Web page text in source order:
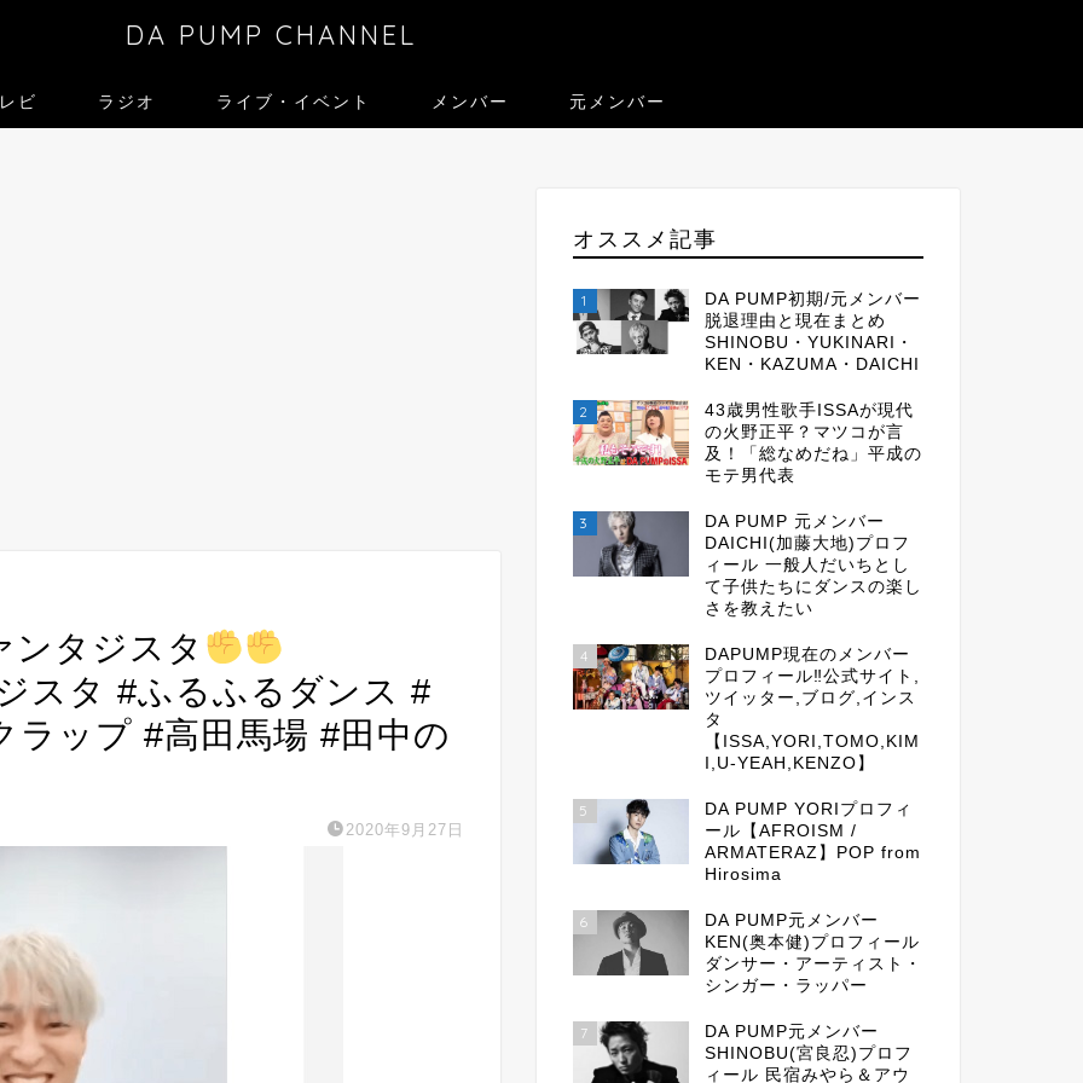
DA PUMP CHANNEL
ビ ラジオ ライブ・イベント メンバー 元メンバー
ンタジスタ
スタ #ふるふるダンス #
ラップ #高田馬場 #田中の
2020年9月27日
オススメ記事
1
DA PUMP初期/元メンバー
脱退理由と現在まとめ
SHINOBU・YUKINARI・
KEN・KAZUMA・DAICHI
2
43歳男性歌手ISSAが現代
の火野正平？マツコが言
及！「総なめだね」平成の
モテ男代表
3
DA PUMP 元メンバー
DAICHI(加藤大地)プロフ
ィール 一般人だいちとし
て子供たちにダンスの楽し
さを教えたい
4
DAPUMP現在のメンバー
プロフィール‼公式サイト,
ツイッター,ブログ,インス
タ
【ISSA,YORI,TOMO,KIM
I,U-YEAH,KENZO】
5
DA PUMP YORIプロフィ
ール【AFROISM /
ARMATERAZ】POP from
Hirosima
6
DA PUMP元メンバー
KEN(奥本健)プロフィール
ダンサー・アーティスト・
シンガー・ラッパー
7
DA PUMP元メンバー
SHINOBU(宮良忍)プロフ
ィール 民宿みやら＆アウ